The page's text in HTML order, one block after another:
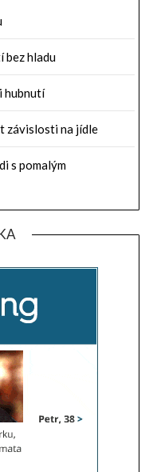
bez hladu
hubnutí
závislosti na jídle
s pomalým